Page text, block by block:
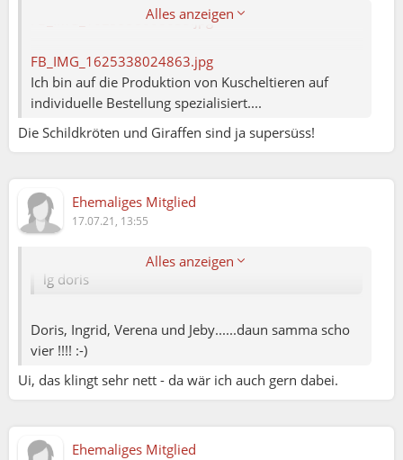
Alles anzeigen
FB_IMG_1625338008633.jpg
FB_IMG_1625338024863.jpg
Ich bin auf die Produktion von Kuscheltieren auf
individuelle Bestellung spezialisiert....
Die Schildkröten und Giraffen sind ja supersüss!
Ehemaliges Mitglied
17.07.21, 13:55
Alles anzeigen
Doris (16.07.2021 16:42):
Ich wohne nähe Wien, und würde gerne bei einer
tratscherei , plus 🧶 dabei sein 😃
lg doris
Doris, Ingrid, Verena und Jeby......daun samma scho
vier !!!! :-)
Ui, das klingt sehr nett - da wär ich auch gern dabei.
Ehemaliges Mitglied